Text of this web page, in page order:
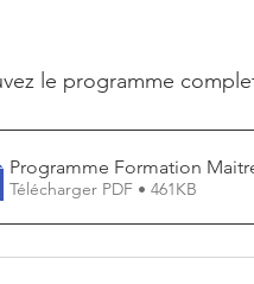
le programme
Programme Formation
Télécharger PDF • 461KB